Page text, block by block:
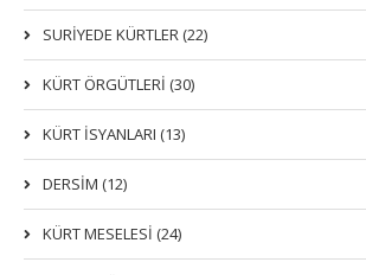
SURİYEDE KÜRTLER (22)
KÜRT ÖRGÜTLERİ (30)
KÜRT İSYANLARI (13)
DERSIM (12)
KÜRT MESELESİ (24)